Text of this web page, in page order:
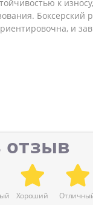
к
Боксерский
и
отзыв
Хороший